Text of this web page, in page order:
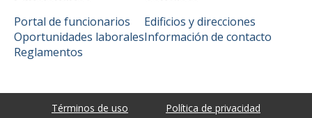
Portal de funcionarios
Oportunidades laborales
Reglamentos
Edificios y direcciones
Información de contacto
Términos de uso Política de privacidad